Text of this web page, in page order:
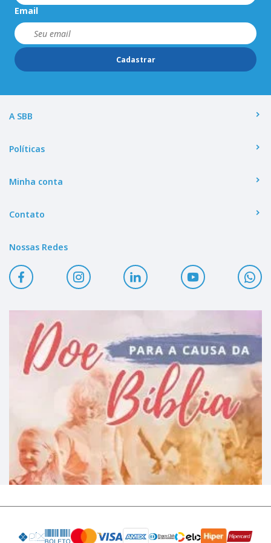
Email
Cadastrar
A SBB
Políticas
Minha conta
Contato
Nossas Redes